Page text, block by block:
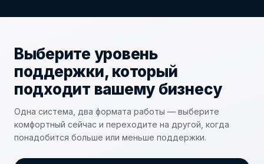
Выберите уровень
поддержки, который
подходит вашему бизнесу
Одна система, два формата работы — выберите
комфортный сейчас и переходите на другой, когда
понадобится больше или меньше поддержки.